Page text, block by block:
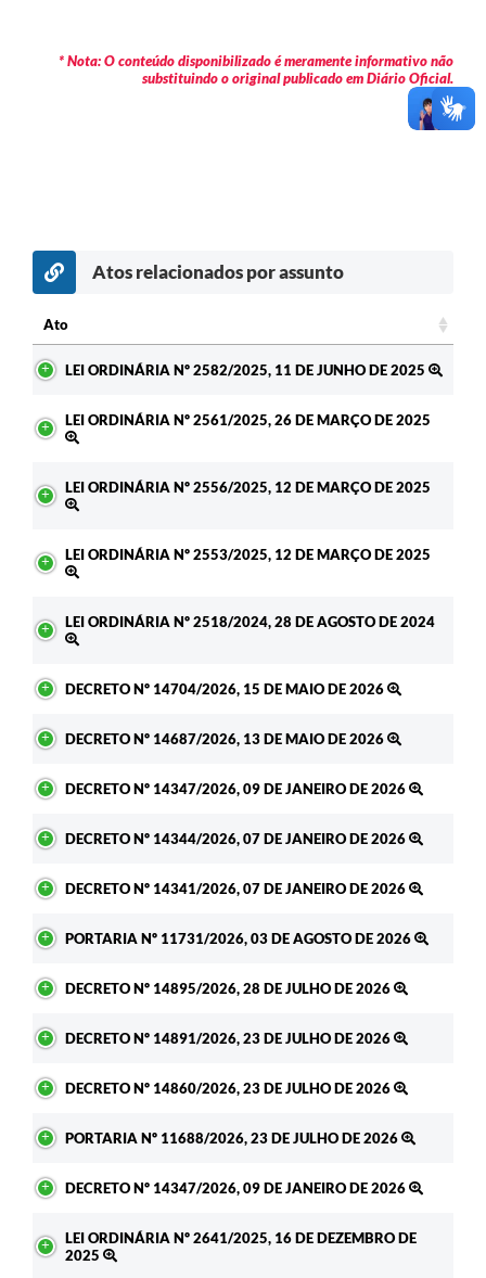
* Nota: O conteúdo disponibilizado é meramente informativo não
substituindo o original publicado em Diário Oficial.
Atos relacionados por assunto
Ato
LEI ORDINÁRIA Nº 2582/2025, 11 DE JUNHO DE 2025
LEI ORDINÁRIA Nº 2561/2025, 26 DE MARÇO DE 2025
LEI ORDINÁRIA Nº 2556/2025, 12 DE MARÇO DE 2025
LEI ORDINÁRIA Nº 2553/2025, 12 DE MARÇO DE 2025
LEI ORDINÁRIA Nº 2518/2024, 28 DE AGOSTO DE 2024
DECRETO Nº 14704/2026, 15 DE MAIO DE 2026
DECRETO Nº 14687/2026, 13 DE MAIO DE 2026
DECRETO Nº 14347/2026, 09 DE JANEIRO DE 2026
DECRETO Nº 14344/2026, 07 DE JANEIRO DE 2026
DECRETO Nº 14341/2026, 07 DE JANEIRO DE 2026
PORTARIA Nº 11731/2026, 03 DE AGOSTO DE 2026
DECRETO Nº 14895/2026, 28 DE JULHO DE 2026
DECRETO Nº 14891/2026, 23 DE JULHO DE 2026
DECRETO Nº 14860/2026, 23 DE JULHO DE 2026
PORTARIA Nº 11688/2026, 23 DE JULHO DE 2026
DECRETO Nº 14347/2026, 09 DE JANEIRO DE 2026
LEI ORDINÁRIA Nº 2641/2025, 16 DE DEZEMBRO DE
2025